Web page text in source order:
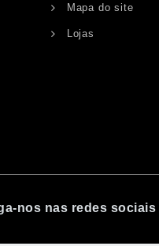
Mapa do site
Lojas
nos nas redes sociais